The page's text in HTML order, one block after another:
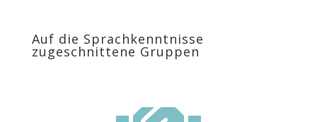
Auf die Sprachkenntnisse
zugeschnittene Gruppen